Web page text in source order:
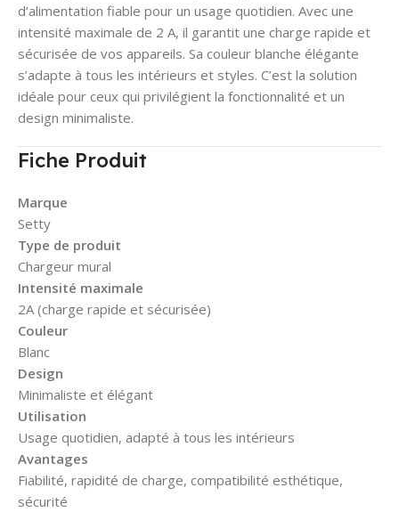
d’alimentation fiable pour un usage quotidien. Avec une
intensité maximale de 2 A, il garantit une charge rapide et
sécurisée de vos appareils. Sa couleur blanche élégante
s’adapte à tous les intérieurs et styles. C’est la solution
idéale pour ceux qui privilégient la fonctionnalité et un
design minimaliste.
Fiche Produit
Marque
Setty
Type de produit
Chargeur mural
Intensité maximale
2A (charge rapide et sécurisée)
Couleur
Blanc
Design
Minimaliste et élégant
Utilisation
Usage quotidien, adapté à tous les intérieurs
Avantages
Fiabilité, rapidité de charge, compatibilité esthétique,
sécurité